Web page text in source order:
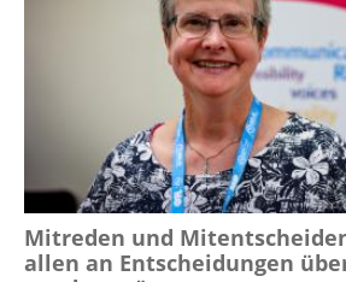
Mitreden und
allen an Entscheidungen